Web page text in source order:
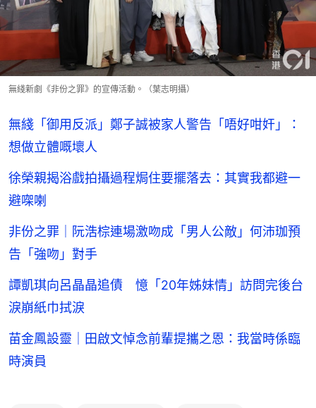
無綫新劇《非份之罪》的宣傳活動。（葉志明攝）
無綫「御用反派」鄭子誠被家人警告「唔好咁奸」：
想做立體嘅壞人
徐榮親揭浴戲拍攝過程焗住要擺落去：其實我都避一
避㗎喇
非份之罪｜阮浩棕連場激吻成「男人公敵」何沛珈預
告「強吻」對手
譚凱琪向呂晶晶追債 憶「20年姊妹情」訪問完後台
淚崩紙巾拭淚
苗金鳳設靈｜田啟文悼念前輩提攜之恩：我當時係臨
時演員